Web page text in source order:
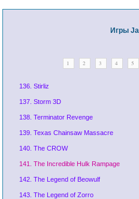
Игры
1 2 3 4 5
136. Stirliz
137. Storm 3D
138. Terminator Revenge
139. Texas Chainsaw Massacre
140. The CROW
141. The Incredible Hulk Rampage
142. The Legend of Beowulf
143. The Legend of Zorro